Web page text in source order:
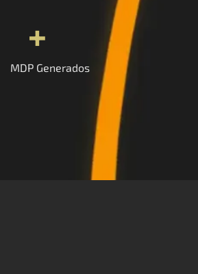
+
MDP Generados